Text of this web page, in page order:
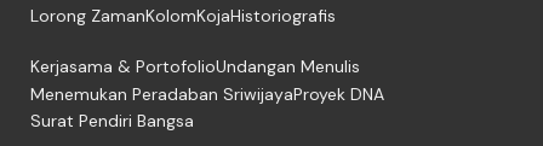
Lorong ZamanKolomKojaHistoriografis
Kerjasama & PortofolioUndangan Menulis
Menemukan Peradaban SriwijayaProyek DNA
Surat Pendiri Bangsa